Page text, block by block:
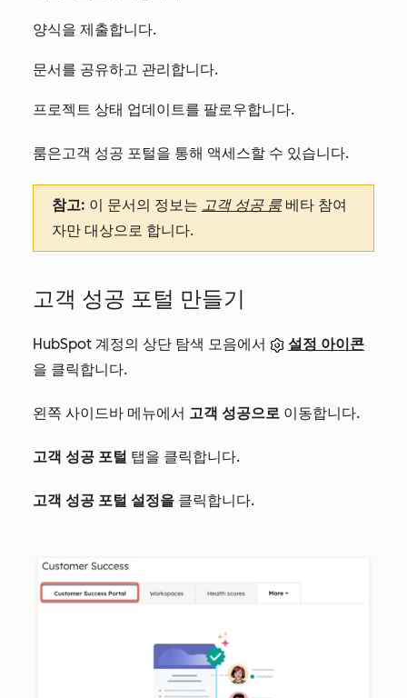
양식을 제출합니다.
문서를 공유하고 관리합니다.
프로젝트 상태 업데이트를 팔로우합니다.
룸은고객 성공 포털을 통해 액세스할 수 있습니다.
참고: 이 문서의 정보는 고객 성공 룸 베타 참여
자만 대상으로 합니다.
고객 성공 포털 만들기
HubSpot 계정의 상단 탐색 모음에서
설정 아이콘
을 클릭합니다.
왼쪽 사이드바 메뉴에서 고객 성공으로 이동합니다.
고객 성공 포털 탭을 클릭합니다.
고객 성공 포털 설정을 클릭합니다.